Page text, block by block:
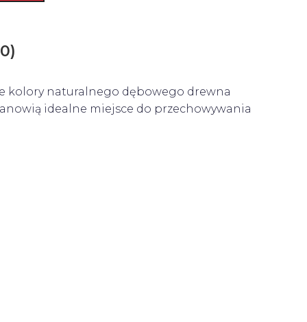
kolory naturalnego dębowego drewna
idealne miejsce do przechowywania